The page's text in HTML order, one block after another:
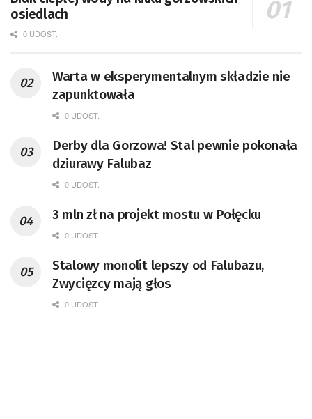
osiedlach
0 UDOST.
Warta w eksperymentalnym składzie nie
zapunktowała
0 UDOST.
Derby dla Gorzowa! Stal pewnie pokonała
dziurawy Falubaz
0 UDOST.
3 mln zł na projekt mostu w Połęcku
0 UDOST.
Stalowy monolit lepszy od Falubazu,
Zwycięzcy mają głos
0 UDOST.